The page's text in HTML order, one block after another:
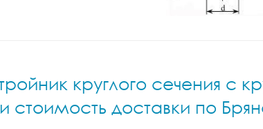
круглого сечения с
стоимость доставки по